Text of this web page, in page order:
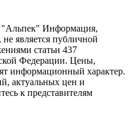
Информация,
является публичной
статьи 437
Федерации. Цены,
информационный характер.
актуальных цен и
к представителям